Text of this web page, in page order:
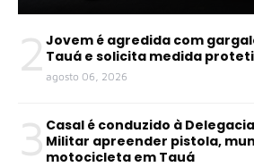
2 Jovem é agredida com
Tauá e solicita medida
agosto 06, 2026
3 Casal é conduzido à
Militar apreender pistola,
motocicleta em Tauá